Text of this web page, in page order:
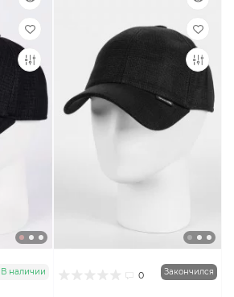
В наличии 0 Закончился